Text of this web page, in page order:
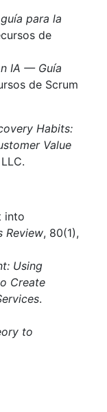
para la
de
IA — Guía
de Scrum
Habits:
Value
into
Review, 80(1),
Using
Create
.
to